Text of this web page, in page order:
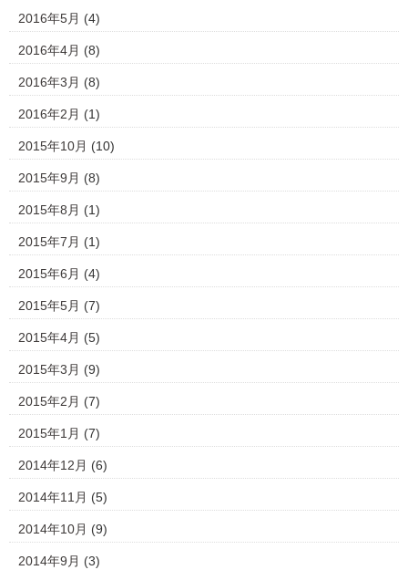
2016年5月 (4)
2016年4月 (8)
2016年3月 (8)
2016年2月 (1)
2015年10月 (10)
2015年9月 (8)
2015年8月 (1)
2015年7月 (1)
2015年6月 (4)
2015年5月 (7)
2015年4月 (5)
2015年3月 (9)
2015年2月 (7)
2015年1月 (7)
2014年12月 (6)
2014年11月 (5)
2014年10月 (9)
2014年9月 (3)